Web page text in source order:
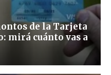
de la Tarjeta
mirá cuánto vas a